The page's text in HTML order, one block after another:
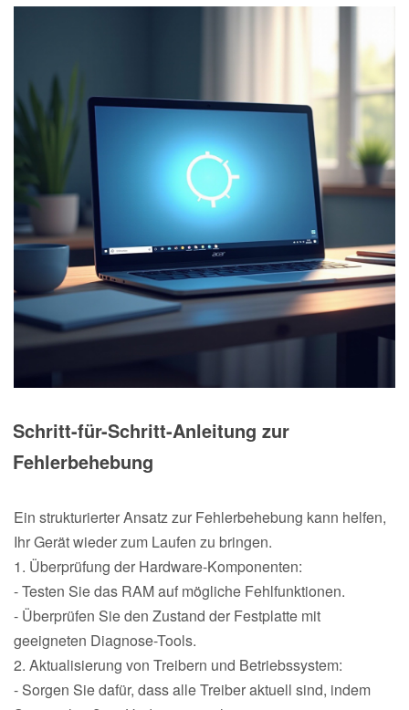
Schritt-für-Schritt-Anleitung zur
Fehlerbehebung
Ein strukturierter Ansatz zur Fehlerbehebung kann helfen,
Ihr Gerät wieder zum Laufen zu bringen.
1. Überprüfung der Hardware-Komponenten:
- Testen Sie das RAM auf mögliche Fehlfunktionen.
- Überprüfen Sie den Zustand der Festplatte mit
geeigneten Diagnose-Tools.
2. Aktualisierung von Treibern und Betriebssystem:
- Sorgen Sie dafür, dass alle Treiber aktuell sind, indem